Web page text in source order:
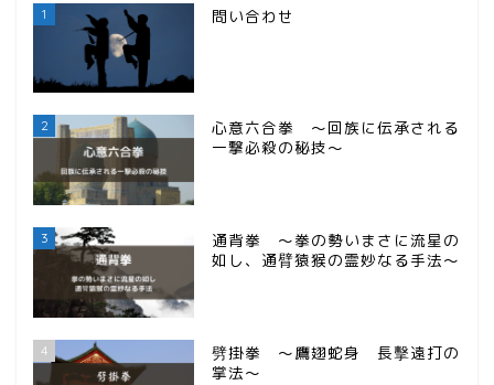
1 問い合わせ
2
心意六合拳 ～回族に伝承される
一撃必殺の秘技～
3
通背拳 ～拳の勢いまさに流星の
如し、通臂猿猴の霊妙なる手法～
4
劈掛拳 ～鷹翅蛇身 長擊遠打の
掌法～